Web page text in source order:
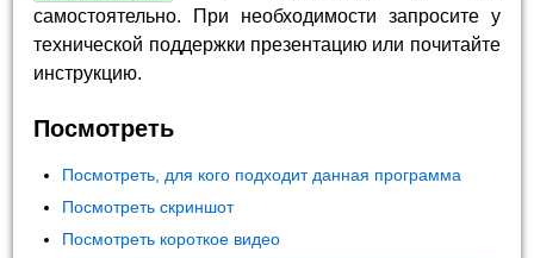
самостоятельно. При необходимости запросите у
технической поддержки презентацию или почитайте
инструкцию.
Посмотреть
Посмотреть, для кого подходит данная программа
Посмотреть скриншот
Посмотреть короткое видео